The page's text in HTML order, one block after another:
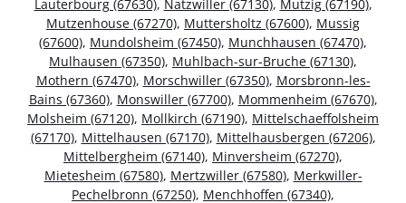
Lauterbourg (67630), Natzwiller (67130), Mutzig (67190),
Mutzenhouse (67270), Muttersholtz (67600), Mussig
(67600), Mundolsheim (67450), Munchhausen (67470),
Mulhausen (67350), Muhlbach-sur-Bruche (67130),
Mothern (67470), Morschwiller (67350), Morsbronn-les-
Bains (67360), Monswiller (67700), Mommenheim (67670),
Molsheim (67120), Mollkirch (67190), Mittelschaeffolsheim
(67170), Mittelhausen (67170), Mittelhausbergen (67206),
Mittelbergheim (67140), Minversheim (67270),
Mietesheim (67580), Mertzwiller (67580), Merkwiller-
Pechelbronn (67250), Menchhoffen (67340),